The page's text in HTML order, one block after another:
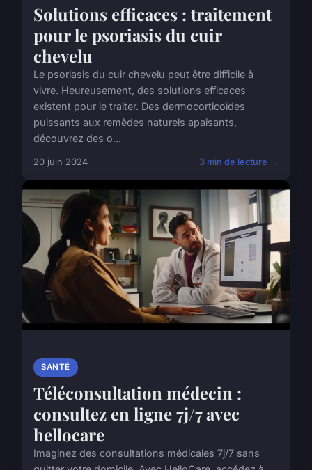
Solutions efficaces : traitement
pour le psoriasis du cuir
chevelu
Le psoriasis du cuir chevelu peut être difficile à
vivre. Heureusement, des solutions efficaces
existent pour le traiter. Des dermocorticoïdes
puissants aux remèdes naturels apaisants,
découvrez des o...
20 juin 2024 3 min de lecture →
SANTÉ
Téléconsultation médecin :
consultez en ligne 7j/7 avec
hellocare
Imaginez des consultations médicales 7j/7 sans